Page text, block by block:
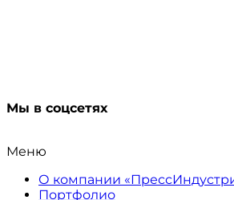
Мы в соцсетях
Меню
О компании
Портфолио